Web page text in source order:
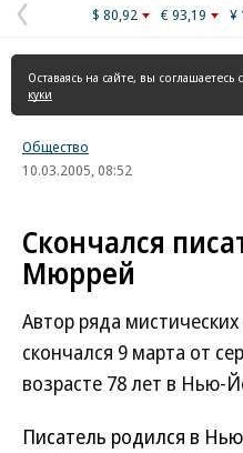
Предыдущая
страница
$ 80,92 € 93,19 ¥
Оставаясь на сайте, вы соглашаетесь с
куки
Общество
10.03.2005, 08:52
Скончался
Мюррей
Автор ряда
скончался 9 марта от
возрасте 78 лет в Нью-
Писатель родился в